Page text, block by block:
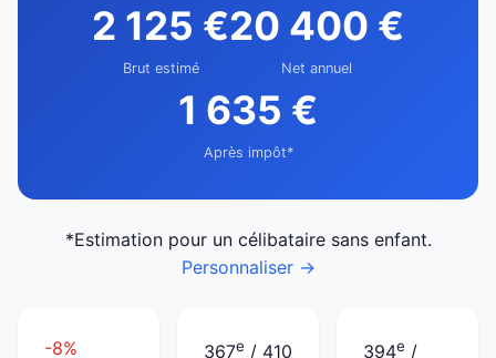
2 125 €
Brut estimé
20 400 €
Net annuel
1 635 €
Après impôt*
*Estimation pour un célibataire sans enfant.
Personnaliser →
-8%
367e / 410
394e /